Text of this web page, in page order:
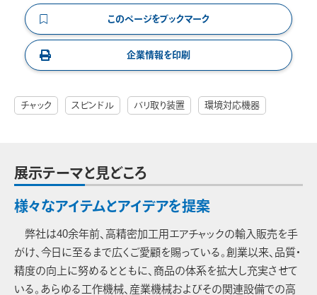
このページをブックマーク
企業情報を印刷
チャック スピンドル バリ取り装置 環境対応機器
展示テーマと見どころ
様々なアイテムとアイデアを提案
弊社は40余年前、高精密加工用エアチャックの輸入販売を手
がけ、今日に至るまで広くご愛顧を賜っている。創業以来、品質・
精度の向上に努めるとともに、商品の体系を拡大し充実させて
いる。あらゆる工作機械、産業機械およびその関連設備での高